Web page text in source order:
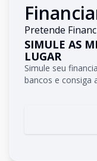
Pretende
SIMULE AS
LUGAR
Simule seu
bancos e consiga